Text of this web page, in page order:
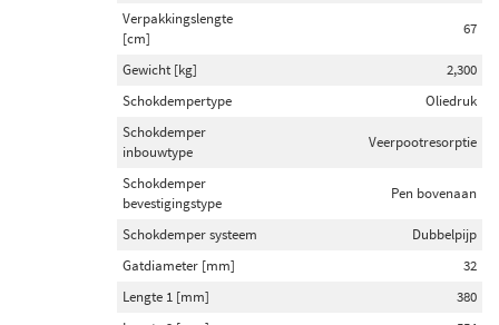
Verpakkingslengte
[cm]
67
Gewicht [kg]
2,300
Schokdempertype
Oliedruk
Schokdemper
inbouwtype
Veerpootresorptie
Schokdemper
bevestigingstype
Pen bovenaan
Schokdemper systeem
Dubbelpijp
Gatdiameter [mm]
32
Lengte 1 [mm]
380